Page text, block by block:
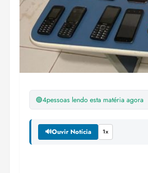
🟢4pessoas lendo esta matéria agora
🔊Ouvir Notícia 1x